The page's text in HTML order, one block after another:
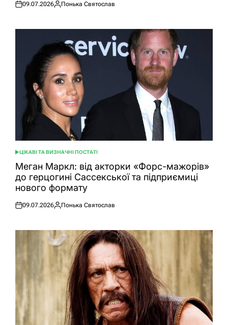
Оприлюднено
09.07.2026
Опубліковано
Понька Святослав
ОПУБЛІКУВАТИ
У
ЦІКАВІ ТА ВИЗНАЧНІ ПОСТАТІ
Меган Маркл: від акторки «Форс-мажорів»
до герцогині Сассекської та підприємиці
нового формату
Оприлюднено
09.07.2026
Опубліковано
Понька Святослав